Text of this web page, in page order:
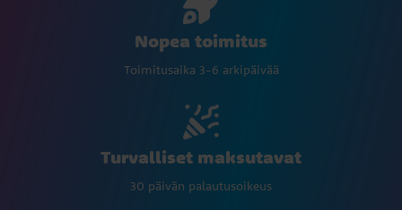
Nopea toimitus
Toimitusaika 3-6 arkipäivää
Turvalliset maksutavat
30 päivän palautusoikeus